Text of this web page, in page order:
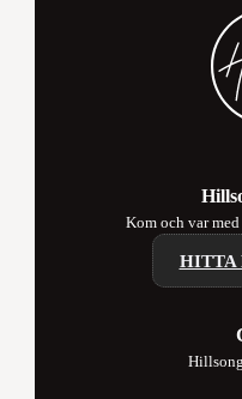
Kom och var
HITTA